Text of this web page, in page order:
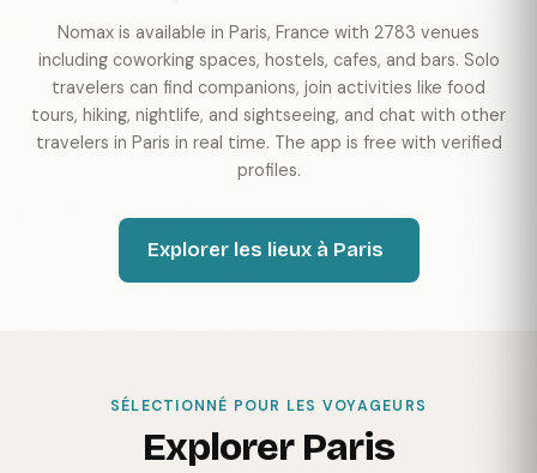
Nomax is available in Paris, France with 2783 venues
including coworking spaces, hostels, cafes, and bars. Solo
travelers can find companions, join activities like food
tours, hiking, nightlife, and sightseeing, and chat with other
travelers in Paris in real time. The app is free with verified
profiles.
Explorer les lieux à Paris
SÉLECTIONNÉ POUR LES VOYAGEURS
Explorer Paris